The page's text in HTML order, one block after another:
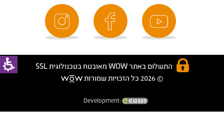
התשלום באתר WOW מאובטח בטכנולוגית SSL
© 2026 כל הזכויות שמורות
Development: